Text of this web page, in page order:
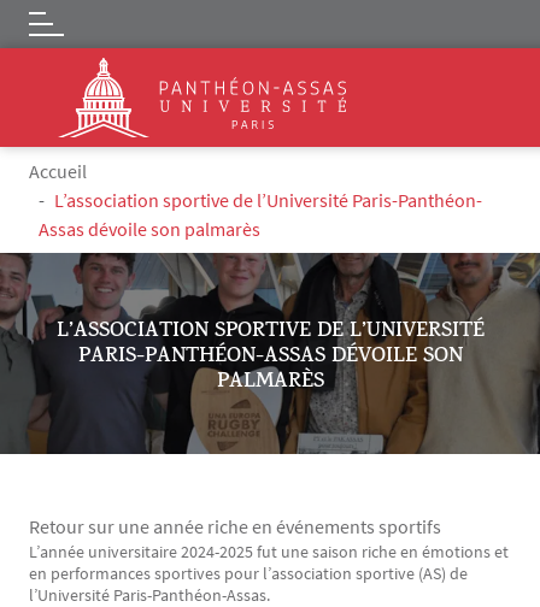
Aller au contenu principal
Logo
Fil d'Ariane
Accueil
L’association sportive de l’Université Paris-Panthéon-
Assas dévoile son palmarès
L’ASSOCIATION SPORTIVE DE L’UNIVERSITÉ
PARIS-PANTHÉON-ASSAS DÉVOILE SON
PALMARÈS
Retour sur une année riche en événements sportifs
Texte
L’année universitaire 2024-2025 fut une saison riche en émotions et
en performances sportives pour l’association sportive (AS) de
l’Université Paris-Panthéon-Assas.